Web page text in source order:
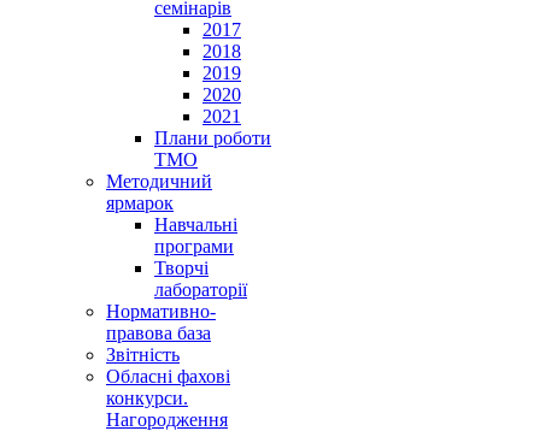
семінарів
2017
2018
2019
2020
2021
Плани роботи
ТМО
Методичний
ярмарок
Навчальні
програми
Творчі
лабораторії
Нормативно-
правова база
Звітність
Обласні фахові
конкурси.
Нагородження